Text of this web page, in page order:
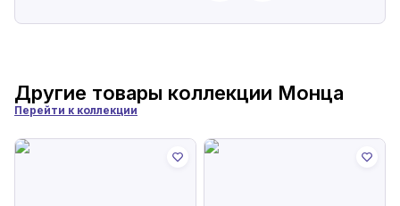
Другие товары коллекции Монца
Перейти к коллекции